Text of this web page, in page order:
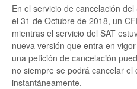
CFDi
CFDi
En el servicio de cancelación
el 31 de Octubre de 2018, un
mientras el servicio del SAT
nueva versión que entra en
una petición de cancelación
no siempre se podrá cancelar el
instantáneamente.